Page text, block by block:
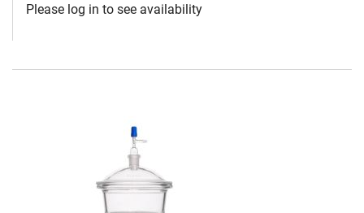
Please log in to see availability